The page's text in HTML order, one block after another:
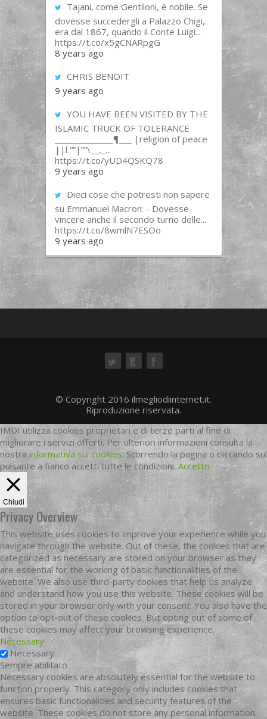
Tajani, come Gentiloni, è nobile. Se
dovesse succedergli a Palazzo Chigi,
era dal 1867, quando il Conte Luigi...
https://t.co/x5gCNARpgG
8 years ago
CHRIS BENOIT
9 years ago
YOU HAVE BEEN VISITED BY THE
ISLAMIC TRUCK OF TOLERANCE
______________¶___ |religion of peace
||l “”|””\__,_...
https://t.co/yUD4QSKQ78
9 years ago
Dieci cose che potresti non sapere
su Emmanuel Macron: - Dovesse
vincere anche il secondo turno delle...
https://t.co/8wmlN7ESOo
9 years ago
© Copyright 2016 ilmegliodiinternet.it.
Riproduzione riservata.
IMDI utilizza cookies proprietari e di terze parti al fine di
migliorare i servizi offerti. Per ulteriori informazioni consulta la
nostrainformativa sui cookies. Scorrendo la pagina o cliccando sul
pulsante a fianco accetti tutte le condizioni.Accetto
Chiudi
Privacy Overview
This website uses cookies to improve your experience while you
navigate through the website. Out of these, the cookies that are
categorized as necessary are stored on your browser as they
are essential for the working of basic functionalities of the
website. We also use third-party cookies that help us analyze
and understand how you use this website. These cookies will be
stored in your browser only with your consent. You also have the
option to opt-out of these cookies. But opting out of some of
these cookies may affect your browsing experience.
Necessary
Necessary
Sempre abilitato
Necessary cookies are absolutely essential for the website to
function properly. This category only includes cookies that
ensures basic functionalities and security features of the
website. These cookies do not store any personal information.